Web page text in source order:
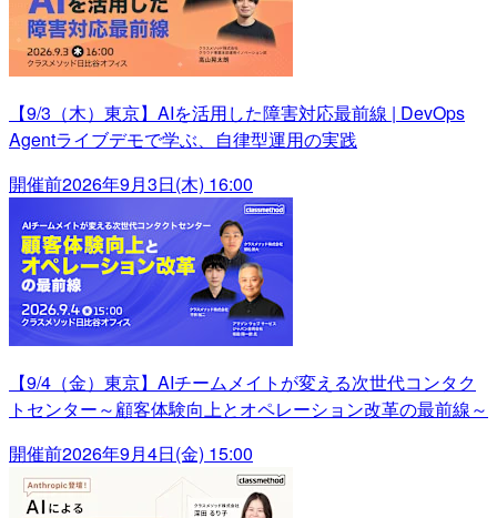
【9/3（木）東京】AIを活用した障害対応最前線 | DevOps
Agentライブデモで学ぶ、自律型運用の実践
開催前2026年9月3日(木) 16:00
【9/4（金）東京】AIチームメイトが変える次世代コンタク
トセンター～顧客体験向上とオペレーション改革の最前線～
開催前2026年9月4日(金) 15:00